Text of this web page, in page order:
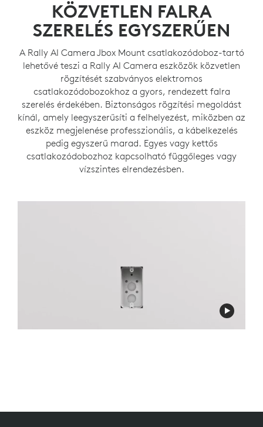
KÖZVETLEN FALRA
SZERELÉS EGYSZERŰEN
A Rally AI Camera Jbox Mount csatlakozódoboz-tartó
lehetővé teszi a Rally AI Camera eszközök közvetlen
rögzítését szabványos elektromos
csatlakozódobozokhoz a gyors, rendezett falra
szerelés érdekében. Biztonságos rögzítési megoldást
kínál, amely leegyszerűsíti a felhelyezést, miközben az
eszköz megjelenése professzionális, a kábelkezelés
pedig egyszerű marad. Egyes vagy kettős
csatlakozódobozhoz kapcsolható függőleges vagy
vízszintes elrendezésben.